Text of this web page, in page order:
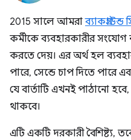
2015 সালে আমরা
কর্মীকে ব্যবহারকারীর সংযোগ
করতে দেয়। এর অর্থ হল
পারে, সেন্ডে চাপ দিতে পারে
যে বার্তাটি এখনই পাঠানো
থাকবে।
এটি একটি দরকারী বৈশিষ্ট্য,